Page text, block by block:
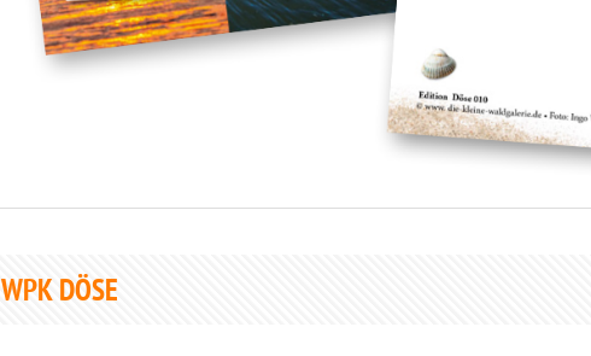
WPK DÖSE